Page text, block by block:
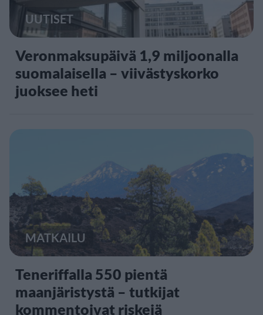
UUTISET
Veronmaksupäivä 1,9 miljoonalla
suomalaisella – viivästyskorko
juoksee heti
MATKAILU
Teneriffalla 550 pientä
maanjäristystä – tutkijat
kommentoivat riskejä